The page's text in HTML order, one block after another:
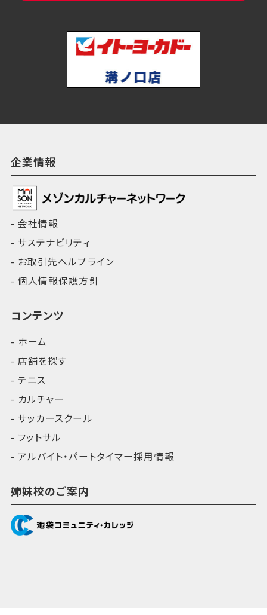
企業情報
会社情報
サステナビリティ
お取引先ヘルプライン
個人情報保護方針
コンテンツ
ホーム
店舗を探す
テニス
カルチャー
サッカースクール
フットサル
アルバイト・パートタイマー採用情報
姉妹校のご案内